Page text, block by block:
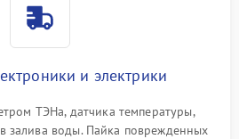
и электрики
ТЭНа, датчика температуры,
залива воды. Пайка поврежденных